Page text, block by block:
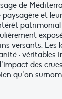
de
et
versants. Les
: véritables
des
qu’on